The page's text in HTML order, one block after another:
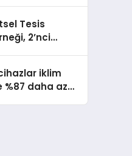
Tesis
2’nci
iklim
%87 daha az